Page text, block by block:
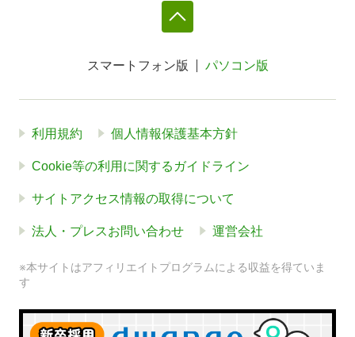
スマートフォン版 パソコン版
利用規約 個人情報保護基本方針
Cookie等の利用に関するガイドライン
サイトアクセス情報の取得について
法人・プレスお問い合わせ 運営会社
※本サイトはアフィリエイトプログラムによる収益を得ていま
す